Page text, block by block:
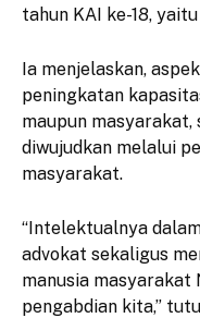
tahun KAI ke-18,
Ia menjelaskan,
peningkatan
maupun masyarakat,
diwujudkan melalui
masyarakat.
“Intelektualnya
advokat sekaligus
manusia masyarakat
pengabdian kita,”